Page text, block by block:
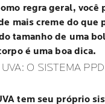
regra geral, você
mais creme do que
tamanho de uma
é uma boa dica.
O SISTEMA PPD
tem seu próprio